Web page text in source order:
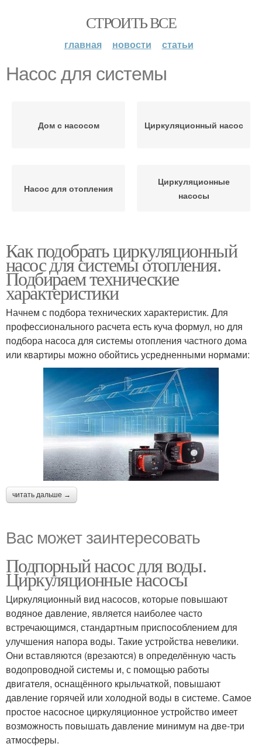
СТРОИТЬ ВСЕ
главная новости статьи
Насос для системы
Дом с насосом Циркуляционный насос
Насос для отопления
Циркуляционные
насосы
Как подобрать циркуляционный
насос для системы отопления.
Подбираем технические
характеристики
Начнем с подбора технических характеристик. Для
профессионального расчета есть куча формул, но для
подбора насоса для системы отопления частного дома
или квартиры можно обойтись усредненными нормами:
читать дальше →
Вас может заинтересовать
Подпорный насос для воды.
Циркуляционные насосы
Циркуляционный вид насосов, которые повышают
водяное давление, является наиболее часто
встречающимся, стандартным приспособлением для
улучшения напора воды. Такие устройства невелики.
Они вставляются (врезаются) в определённую часть
водопроводной системы и, с помощью работы
двигателя, оснащённого крыльчаткой, повышают
давление горячей или холодной воды в системе. Самое
простое насосное циркуляционное устройство имеет
возможность повышать давление минимум на две-три
атмосферы.